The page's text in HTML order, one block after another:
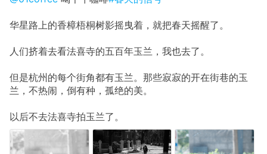
华星路上的香樟梧桐树影摇曳着，就把春天摇醒了。
人们挤着去看法喜寺的五百年玉兰，我也去了。
但是杭州的每个街角都有玉兰。那些寂寂的开在街巷的玉
兰，不热闹，倒有种，孤绝的美。
以后不去法喜寺拍玉兰了。